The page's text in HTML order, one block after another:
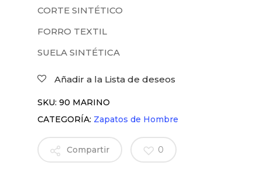
CORTE SINTÉTICO
FORRO TEXTIL
SUELA SINTÉTICA
Añadir a la Lista de deseos
SKU: 90 MARINO
CATEGORÍA: Zapatos de Hombre
Compartir 0